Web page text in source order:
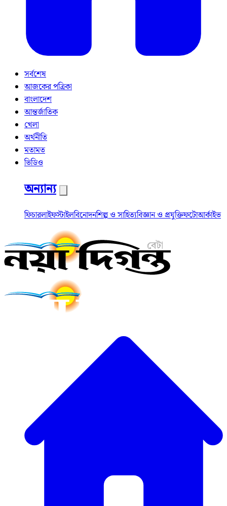
সর্বশেষ
আজকের পত্রিকা
বাংলাদেশ
আন্তর্জাতিক
খেলা
অর্থনীতি
মতামত
ভিডিও
অন্যান্য
ফিচারলাইফস্টাইলবিনোদনশিল্প ও সাহিত্যবিজ্ঞান ও প্রযুক্তিফটোআর্কাইভ